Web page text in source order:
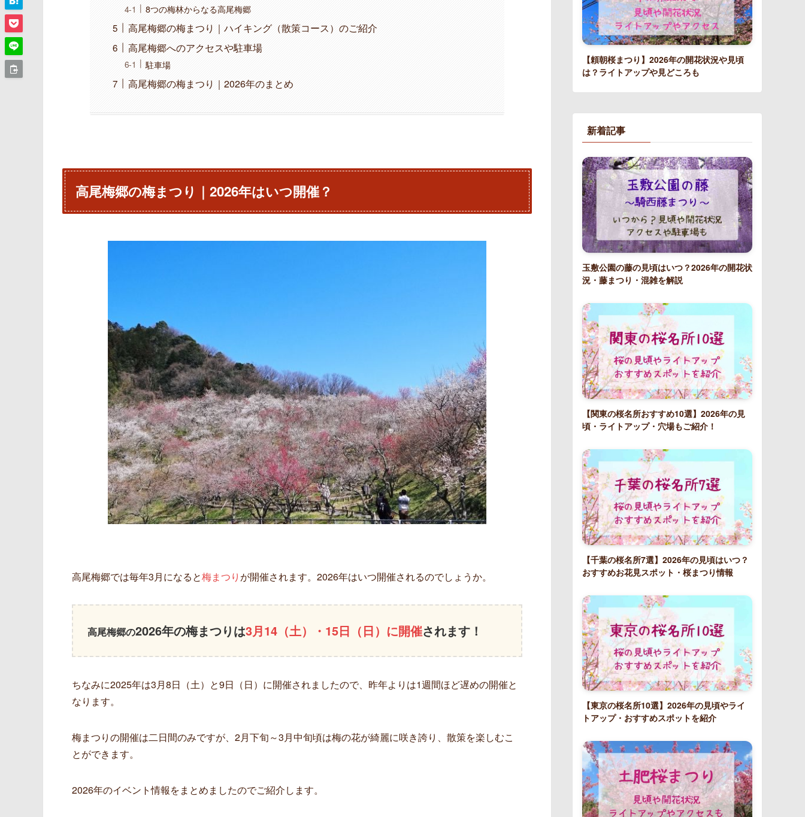
8つの梅林からなる高尾梅郷
高尾梅郷の梅まつり｜ハイキング（散策コース）のご紹介
高尾梅郷へのアクセスや駐車場
駐車場
高尾梅郷の梅まつり｜2026年のまとめ
高尾梅郷の梅まつり｜2026年はいつ開催？
高尾梅郷では毎年3月になると梅まつり が開催されます。2026年はいつ開催されるのでしょうか。
高尾梅郷の2026年の梅まつりは3月14（土）・15日（日）に開催されます！
ちなみに2025年は3月8日（土）と9日（日）に開催されましたので、昨年よりは1週間ほど遅めの開催と
なります。
梅まつりの開催は二日間のみですが、2月下旬～3月中旬頃は梅の花が綺麗に咲き誇り、散策を楽しむこ
とができます。
2026年のイベント情報をまとめましたのでご紹介します。
【頼朝桜まつり】2026年の開花状況や見頃
は？ライトアップや見どころも
新着記事
玉敷公園の藤の見頃はいつ？2026年の開花状
況・藤まつり・混雑を解説
【関東の桜名所おすすめ10選】2026年の見
頃・ライトアップ・穴場もご紹介！
【千葉の桜名所7選】2026年の見頃はいつ？
おすすめお花見スポット・桜まつり情報
【東京の桜名所10選】2026年の見頃やライ
トアップ・おすすめスポットを紹介